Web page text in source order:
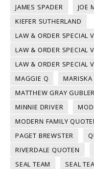
JAMES SPADER
JOE
KIEFER SUTHERLAND
LAW & ORDER SPECIAL
LAW & ORDER SPECIAL
LAW & ORDER SPECIAL
MAGGIE Q
MARISKA
MATTHEW GRAY GUBLER
MINNIE DRIVER
MODERN FAMILY
PAGET BREWSTER
RIVERDALE QUOTEN
SEAL TEAM
SEAL